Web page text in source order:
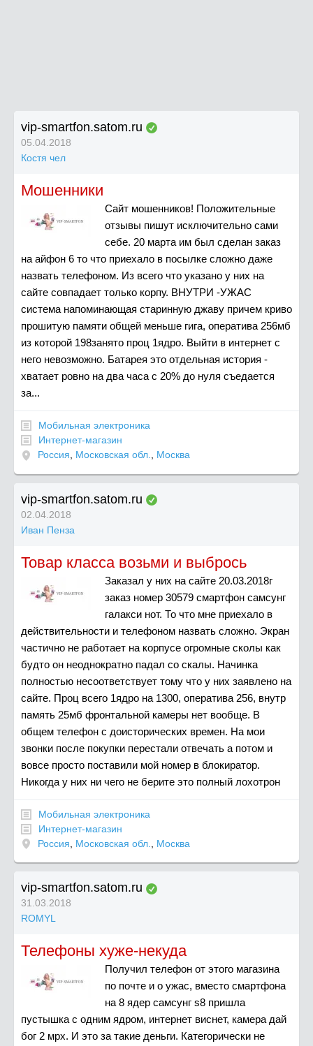
vip-smartfon.satom.ru
05.04.2018
Костя чел
Мошенники
Сайт мошенников! Положительные
отзывы пишут исключительно сами
себе. 20 марта им был сделан заказ
на айфон 6 то что приехало в посылке сложно даже
назвать телефоном. Из всего что указано у них на
сайте совпадает только корпу. ВНУТРИ -УЖАС
система напоминающая старинную джаву причем криво
прошитую памяти общей меньше гига, оператива 256мб
из которой 198занято проц 1ядро. Выйти в интернет с
него невозможно. Батарея это отдельная история -
хватает ровно на два часа с 20% до нуля съедается
за...
Мобильная электроника
Интернет-магазин
Россия, Московская обл., Москва
vip-smartfon.satom.ru
02.04.2018
Иван Пенза
Товар класса возьми и выбрось
Заказал у них на сайте 20.03.2018г
заказ номер 30579 смартфон самсунг
галакси нот. То что мне приехало в
действительности и телефоном назвать сложно. Экран
частично не работает на корпусе огромные сколы как
будто он неоднократно падал со скалы. Начинка
полностью несоответствует тому что у них заявлено на
сайте. Проц всего 1ядро на 1300, оператива 256, внутр
память 25мб фронтальной камеры нет вообще. В
общем телефон с доисторических времен. На мои
звонки после покупки перестали отвечать а потом и
вовсе просто поставили мой номер в блокиратор.
Никогда у них ни чего не берите это полный лохотрон
Мобильная электроника
Интернет-магазин
Россия
Московская обл. Москва
vip-smartfon.satom.ru
31.03.2018
ROMYL
Телефоны хуже-некуда
Получил телефон от этого магазина
по почте и о ужас, вместо смартфона
на 8 ядер самсунг s8 пришла
пустышка с одним ядром, интернет виснет, камера дай
бог 2 мрх. И это за такие деньги. Категорически не